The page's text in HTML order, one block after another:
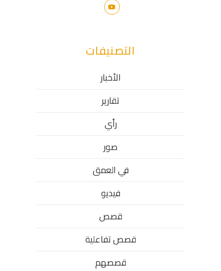
التصنيفات
الأخبار
تقارير
رأي
صور
في العمق
فيديو
قصص
قصص تفاعلية
قصصهم